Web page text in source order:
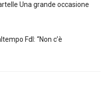
Una grande occasione
FdI: “Non c’è